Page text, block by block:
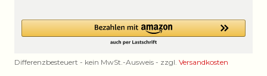
Differenzbesteuert - kein MwSt.-Ausweis - zzgl. Versandkosten